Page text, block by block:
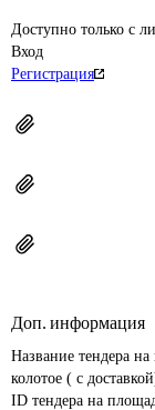
Доступно только с
Вход
Регистрация
Доп. информация
Название тендера
колотое ( с
ID тендера на